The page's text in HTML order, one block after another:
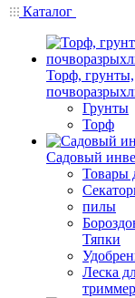
Каталог
Торф, грунты,
Грунты
Торф
Садовый
Товары
пилы
Тяпки
Леска